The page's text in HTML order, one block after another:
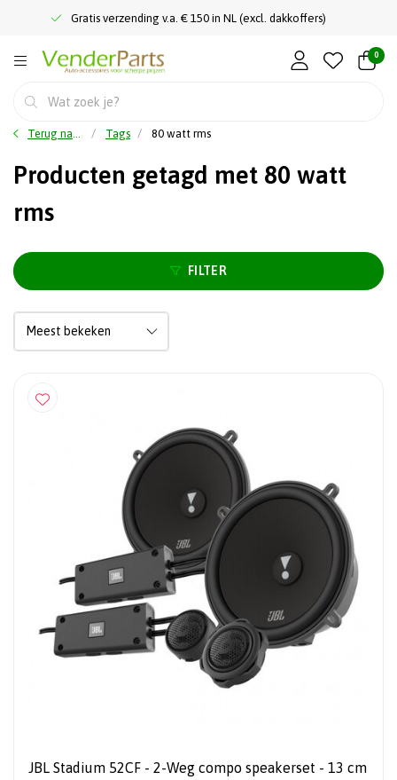
Gratis verzending v.a. € 150 in NL (excl. dakkoffers)
0
Terug naar home Tags 80 watt rms
Producten getagd met 80 watt
rms
FILTER
JBL Stadium 52CF - 2-Weg compo speakerset - 13 cm